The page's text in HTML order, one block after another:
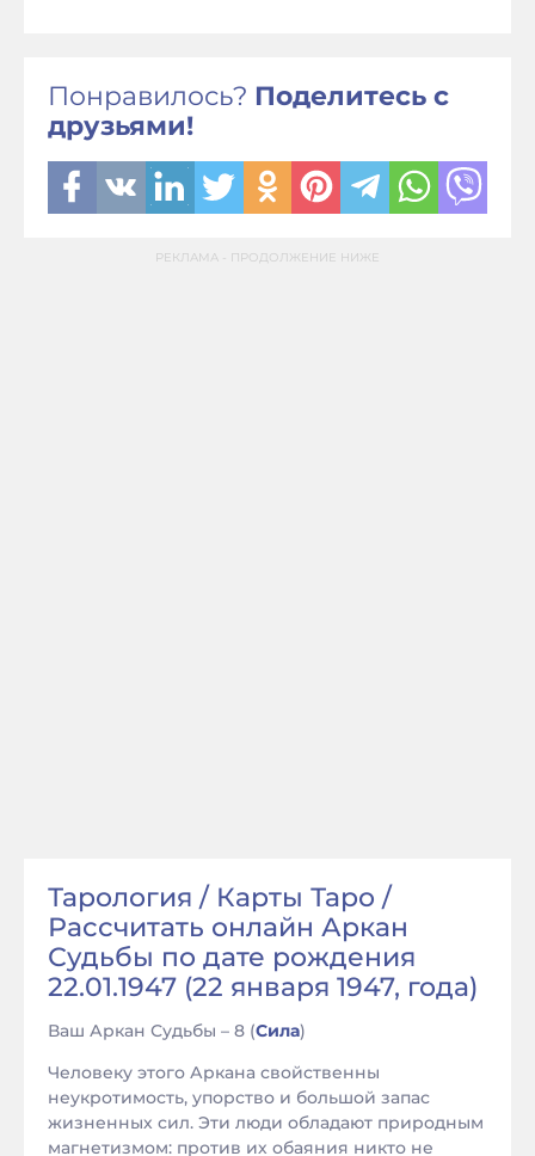
Понравилось? Поделитесь с
друзьями!
РЕКЛАМА - ПРОДОЛЖЕНИЕ НИЖЕ
Тарология / Карты Таро /
Рассчитать онлайн Аркан
Судьбы по дате рождения
22.01.1947 (22 января 1947, года)
Ваш Аркан Судьбы – 8 (Сила)
Человеку этого Аркана свойственны
неукротимость, упорство и большой запас
жизненных сил. Эти люди обладают природным
магнетизмом: против их обаяния никто не